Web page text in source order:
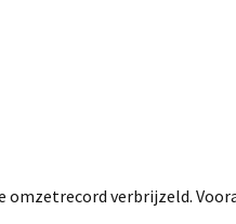
omzetrecord verbrijzeld.